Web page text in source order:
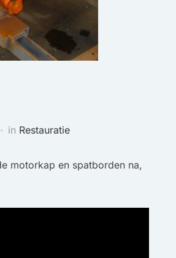
in Restauratie
motorkap en spatborden na,